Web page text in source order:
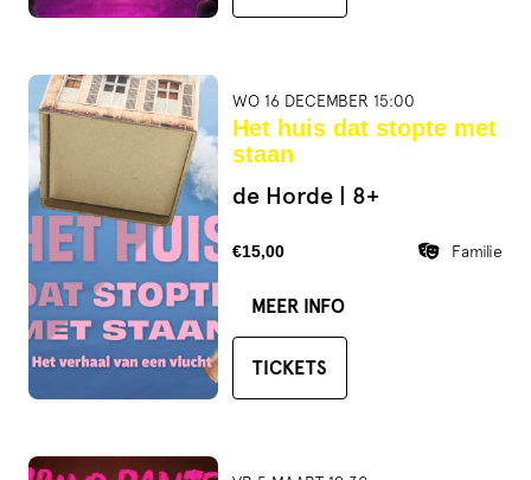
WO 16 DECEMBER 15:00
Het huis dat stopte met
staan
de Horde | 8+
€15,00 Familie
MEER INFO
TICKETS